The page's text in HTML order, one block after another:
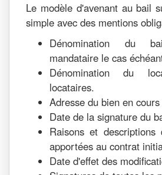
Le modèle d'avenant au bail
simple avec des mentions
Dénomination du
mandataire le cas
Dénomination du
locataires.
Adresse du bien en
Date de la signature du
Raisons et descriptions
apportées au contrat
Date d'effet des